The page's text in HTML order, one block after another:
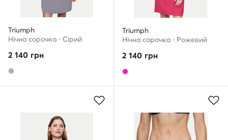
Triumph
Нічна сорочка · Сірий
2 140 грн
Triumph
Нічна сорочка · Рожевий
2 140 грн